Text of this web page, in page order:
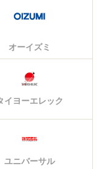
オーイズミ
イヨーエレック
ユニバーサル